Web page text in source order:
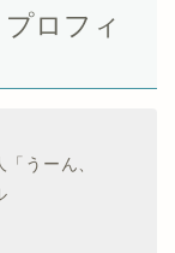
ロフィ
うーん、